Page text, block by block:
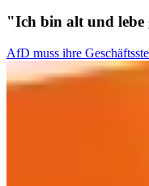
"Ich bin alt und
AfD muss ihre